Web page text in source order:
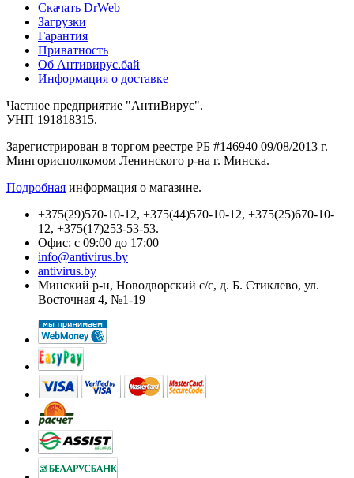
Cкачать DrWeb
Загрузки
Гарантия
Приватность
Об Антивирус.бай
Информация о доставке
Частное предприятие "АнтиВирус".
УНП 191818315.
Зарегистрирован в торгом реестре РБ #146940 09/08/2013 г.
Мингорисполкомом Ленинского р-на г. Минска.
Подробная информация о магазине.
+375(29)570-10-12, +375(44)570-10-12, +375(25)670-10-
12, +375(17)253-53-53.
Офис: с 09:00 до 17:00
info@antivirus.by
antivirus.by
Минский р-н, Новодворский с/с, д. Б. Стиклево, ул.
Восточная 4, №1-19